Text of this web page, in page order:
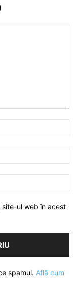
site-ul web în acest
spamul. Află cum